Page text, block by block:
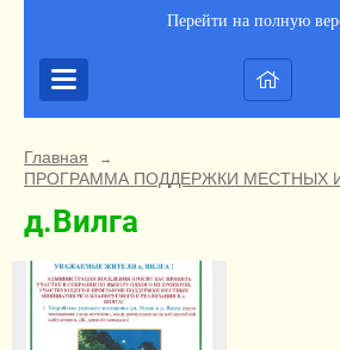
Перейти на полную
Главная →
ПРОГРАММА ПОДДЕРЖКИ МЕСТНЫХ
д.Вилга